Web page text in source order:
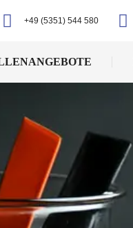
+49 (5351) 544 580